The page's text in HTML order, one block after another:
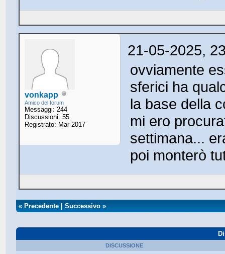
vonkapp
Amico del forum
Messaggi: 244
Discussioni: 55
Registrato: Mar 2017
21-05-2025,
ovviamente
sferici ha
la base della
mi ero
settimana...
poi monterò
«Precedente |Successivo »
DISCUSSIONE